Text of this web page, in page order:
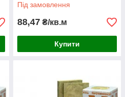
Під замовлення
88,47 ₴/кв.м
Купити